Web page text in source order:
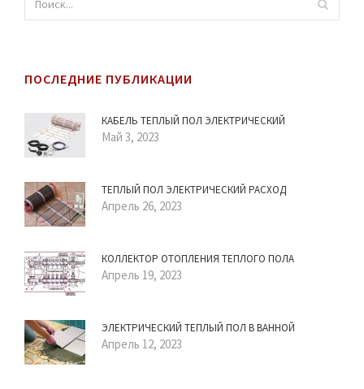
ПОСЛЕДНИЕ ПУБЛИКАЦИИ
КАБЕЛЬ ТЕПЛЫЙ ПОЛ ЭЛЕКТРИЧЕСКИЙ
Май 3, 2023
ТЕПЛЫЙ ПОЛ ЭЛЕКТРИЧЕСКИЙ РАСХОД
Апрель 26, 2023
КОЛЛЕКТОР ОТОПЛЕНИЯ ТЕПЛОГО ПОЛА
Апрель 19, 2023
ЭЛЕКТРИЧЕСКИЙ ТЕПЛЫЙ ПОЛ В ВАННОЙ
Апрель 12, 2023